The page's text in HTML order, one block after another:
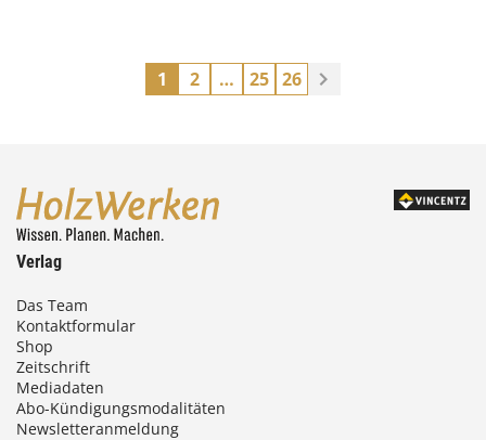
1 2 … 25 26
Verlag
Das Team
Kontaktformular
Shop
Zeitschrift
Mediadaten
Abo-Kündigungsmodalitäten
Newsletteranmeldung